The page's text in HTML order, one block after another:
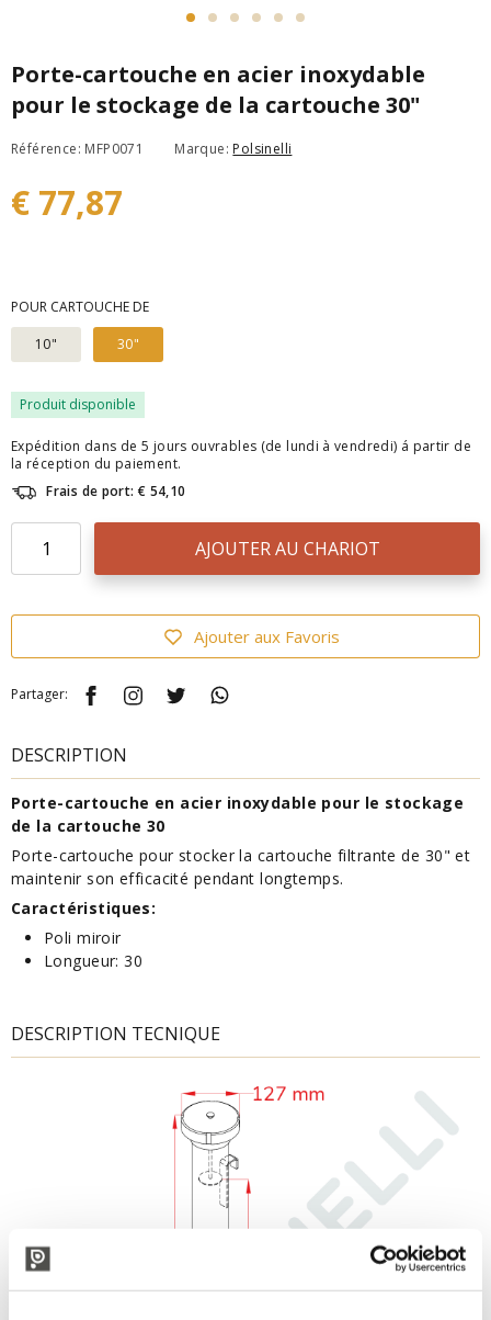
Porte-cartouche en acier inoxydable
pour le stockage de la cartouche 30"
Référence: MFP0071 Marque: Polsinelli
€ 77,87
POUR CARTOUCHE DE
10"
30"
Produit disponible
Expédition dans de 5 jours ouvrables (de lundi à vendredi) á partir de
la réception du paiement.
Frais de port: € 54,10
AJOUTER AU CHARIOT
Ajouter aux Favoris
Partager:
DESCRIPTION
Porte-cartouche en acier inoxydable pour le stockage
de la cartouche 30
Porte-cartouche pour stocker la cartouche filtrante de 30" et
maintenir son efficacité pendant longtemps.
Caractéristiques:
Poli miroir
Longueur: 30
DESCRIPTION TECNIQUE